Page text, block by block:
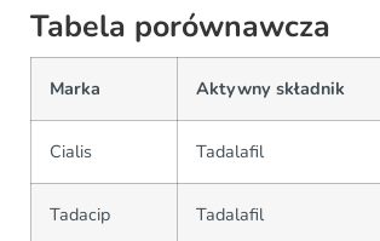
Tabela porównawcza
Marka Aktywny składnik
Cialis Tadalafil
Tadacip Tadalafil